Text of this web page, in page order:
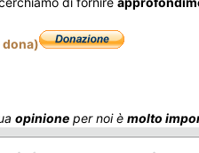
dona)
opinione per noi è molto